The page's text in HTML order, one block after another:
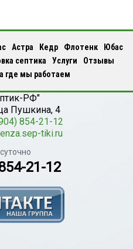
Астра Кедр Флотенк
Юбас
септика Услуги
Отзывы
где мы работаем
РФ"
Пушкина, 4
854-21-12
tiki.ru
21-12